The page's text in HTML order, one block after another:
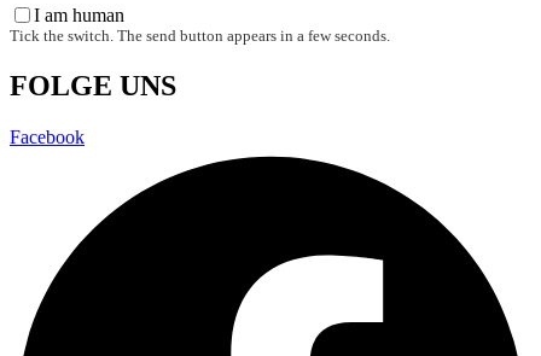
I am human
Tick the switch. The send button appears in a few seconds.
FOLGE UNS
Facebook